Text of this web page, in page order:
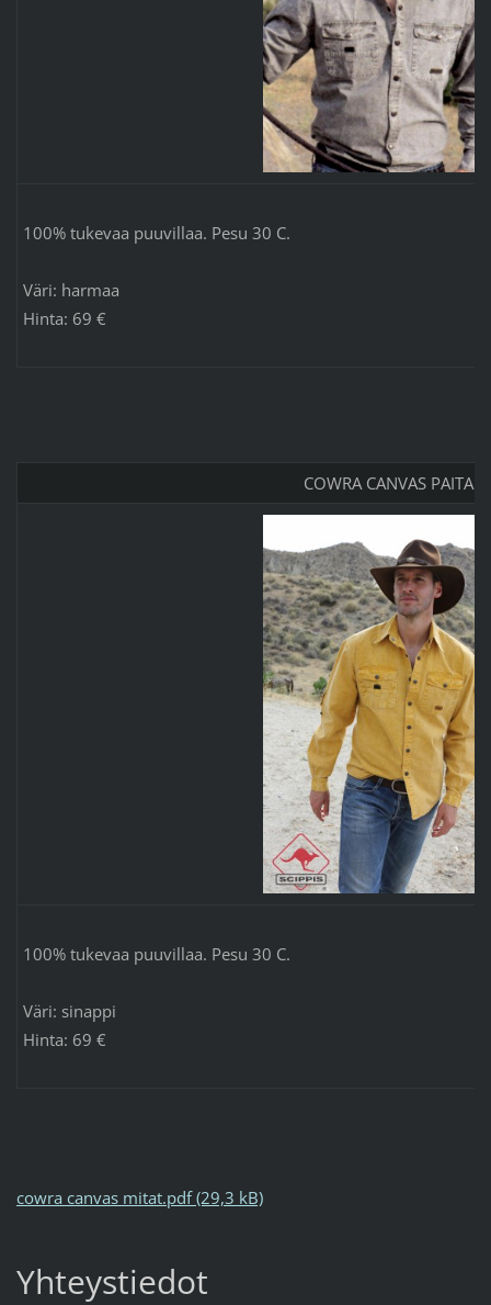
100% tukevaa puuvillaa. Pesu 30 C.
Väri: harmaa
Hinta: 69 €
COWRA CANVAS PAITA
100% tukevaa puuvillaa. Pesu 30 C.
Väri: sinappi
Hinta: 69 €
cowra canvas mitat.pdf (29,3 kB)
Yhteystiedot